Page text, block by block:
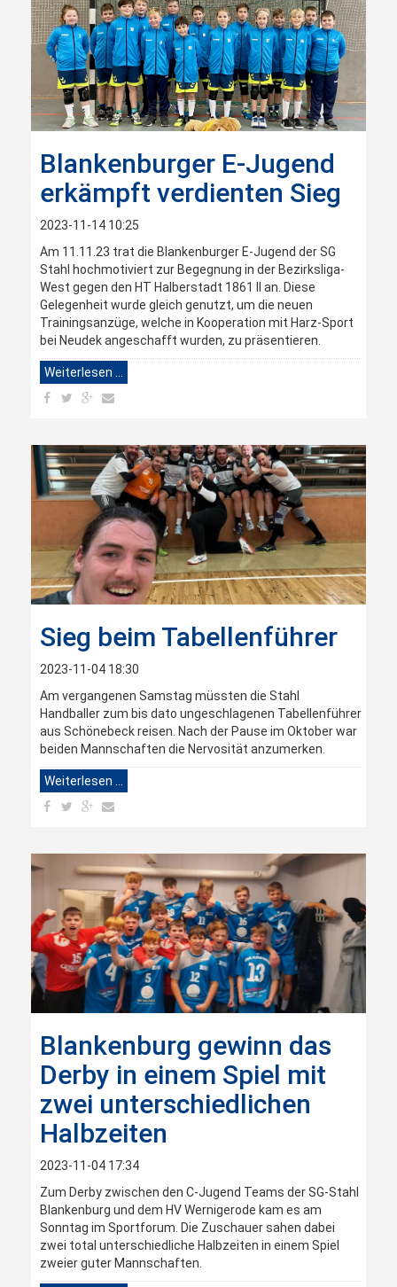
Blankenburger E-Jugend
erkämpft verdienten Sieg
2023-11-14 10:25
Am 11.11.23 trat die Blankenburger E-Jugend der SG
Stahl hochmotiviert zur Begegnung in der Bezirksliga-
West gegen den HT Halberstadt 1861 II an. Diese
Gelegenheit wurde gleich genutzt, um die neuen
Trainingsanzüge, welche in Kooperation mit Harz-Sport
bei Neudek angeschafft wurden, zu präsentieren.
Weiterlesen …
Sieg beim Tabellenführer
2023-11-04 18:30
Am vergangenen Samstag müssten die Stahl
Handballer zum bis dato ungeschlagenen Tabellenführer
aus Schönebeck reisen. Nach der Pause im Oktober war
beiden Mannschaften die Nervosität anzumerken.
Weiterlesen …
Blankenburg gewinn das
Derby in einem Spiel mit
zwei unterschiedlichen
Halbzeiten
2023-11-04 17:34
Zum Derby zwischen den C-Jugend Teams der SG-Stahl
Blankenburg und dem HV Wernigerode kam es am
Sonntag im Sportforum. Die Zuschauer sahen dabei
zwei total unterschiedliche Halbzeiten in einem Spiel
zweier guter Mannschaften.